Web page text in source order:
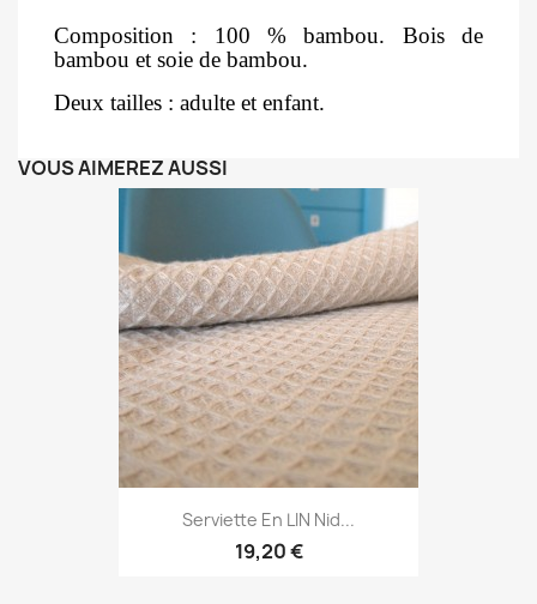
Composition : 100 % bambou. Bois de
bambou et soie de bambou.
Deux tailles : adulte et enfant.
VOUS AIMEREZ AUSSI
Serviette En LIN Nid...
19,20 €